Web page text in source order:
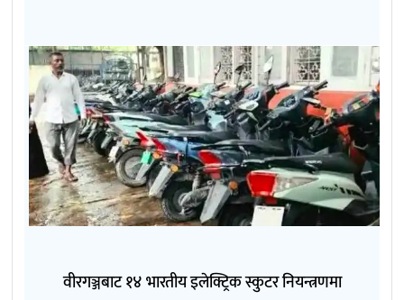
वीरगञ्जबाट १४ भारतीय इलेक्ट्रिक स्कुटर नियन्त्रणमा